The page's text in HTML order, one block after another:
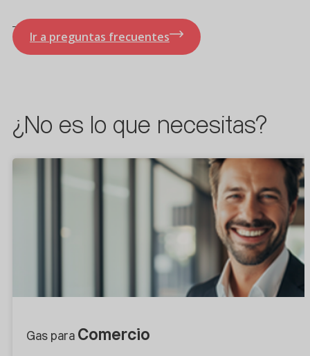
Ir a preguntas frecuentes
¿No es lo que necesitas?
Gas para Comercio